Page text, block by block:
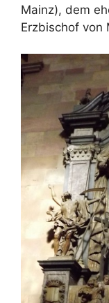
Mainz), dem
Erzbischof von